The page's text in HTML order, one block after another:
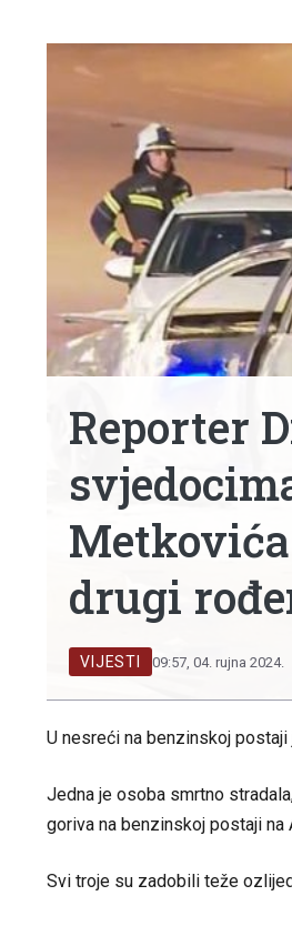
Reporter
drugi
VIJESTI 09:57, 04. rujna 2024.
U nesreći na benzinskoj
Jedna je osoba smrtno
goriva na benzinskoj postaji
Svi troje su zadobili teže